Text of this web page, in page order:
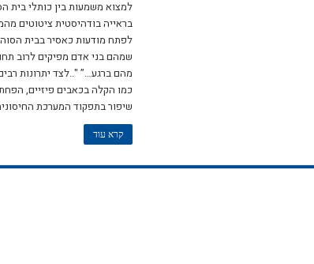
השפעת הדת על משמעות ובריאות נפשית
למצוא משמעות בין כותלי בית
בראייה בודהיסטית ציטוטים
לפתח מודעות כאסיר בבית
שמהם בני אדם מפיקים לרוב
מהם ברגע…” "..לצד יתרונות
כמו הקלה בכאבים פיזיים,
שיפור בתפקוד המערכת
קרא עוד